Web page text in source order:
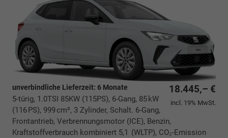
18.445,– €
incl. 19% MwSt.
unverbindliche Lieferzeit: 6 Monate
5-türig, 1.0TSI 85KW (115PS), 6-Gang, 85 kW
(116 PS), 999 cm³, 3 Zylinder, Schalt. 6-Gang,
Frontantrieb, Verbrennungsmotor (ICE), Benzin,
Kraftstoffverbrauch kombiniert 5,1 (WLTP), CO₂-Emission